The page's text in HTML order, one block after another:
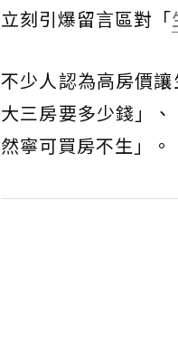
立刻引爆留言區對「
不少人認為高房價
大三房要多少錢」、
然寧可買房不生」。